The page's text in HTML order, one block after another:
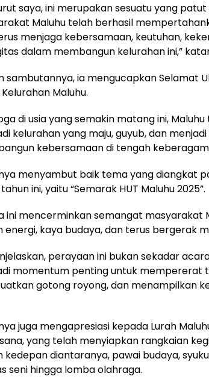
saya, ini merupakan sesuatu yang patut
Maluhu telah berhasil
menjaga kebersamaan, keutuhan,
dalam membangun kelurahan ini,”
sambutannya, ia mengucapkan Selamat
Maluhu.
di usia yang semakin matang ini,
kelurahan yang maju, guyub, dan
kebersamaan di tengah
menyambut baik tema yang diangkat
ini, yaitu “Semarak HUT Maluhu 2025”.
ini mencerminkan semangat masyarakat
energi, kaya budaya, dan terus bergerak
perayaan ini bukan sekadar
momentum penting untuk mempererat
gotong royong, dan menampilkan
juga mengapresiasi kepada Lurah
yang telah menyiapkan rangkaian
kedepan diantaranya, pawai budaya,
seni hingga lomba olahraga.